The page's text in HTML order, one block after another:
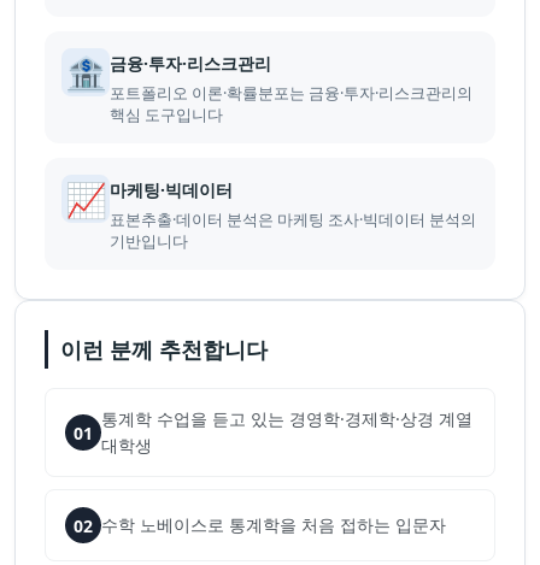
🏦 금융·투자·리스크관리
포트폴리오 이론·확률분포는 금융·투자·리스크관리의
핵심 도구입니다
📈 마케팅·빅데이터
표본추출·데이터 분석은 마케팅 조사·빅데이터 분석의
기반입니다
이런 분께 추천합니다
01
통계학 수업을 듣고 있는 경영학·경제학·상경 계열
대학생
02 수학 노베이스로 통계학을 처음 접하는 입문자